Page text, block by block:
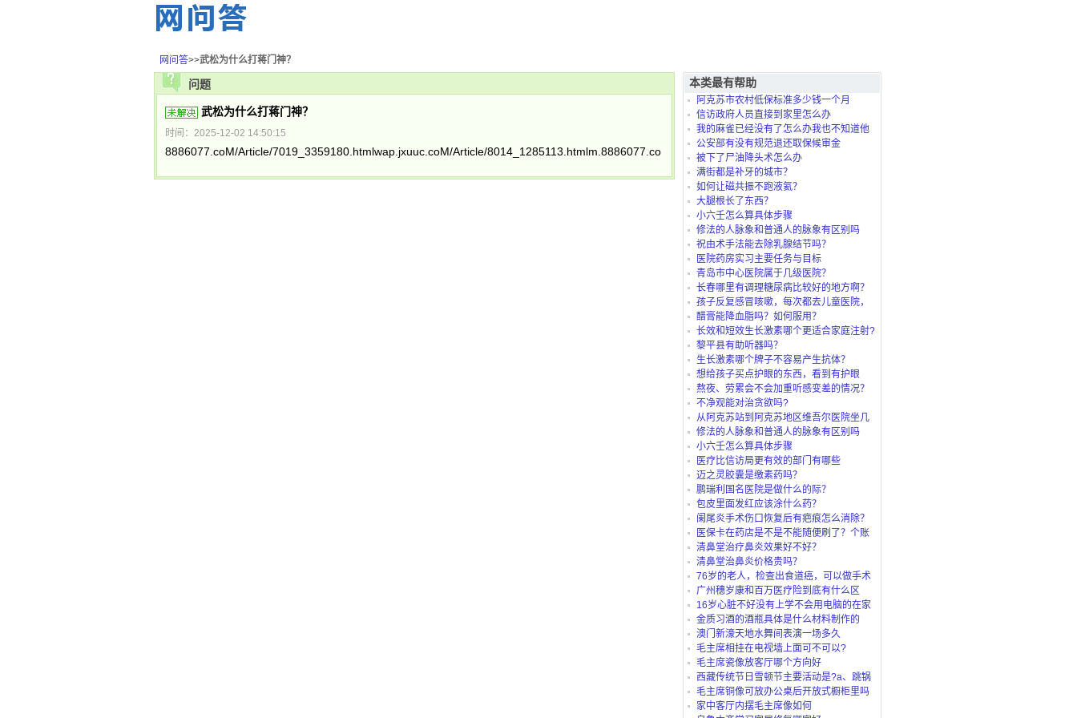
网问答>>武松为什么打蒋门神？
问题
武松为什么打蒋门神？
时间：2025-12-02 14:50:15
8886077.coM/Article/7019_3359180.htmlwap.jxuuc.coM/Article/8014_1285113.htmlm.8886077.coM/Article/8657_8367830.htmlwap.jxuuc.coM/Article/
本类最有帮助
阿克苏市农村低保标准多少钱一个月
信访政府人员直接到家里怎么办
我的麻雀已经没有了怎么办我也不知道他
是怎么死的？
公安部有没有规范退还取保候审金
被下了尸油降头术怎么办
满街都是补牙的城市？
如何让磁共振不跑液氦？
大腿根长了东西？
小六壬怎么算具体步骤
修法的人脉象和普通人的脉象有区别吗
祝由术手法能去除乳腺结节吗？
医院药房实习主要任务与目标
青岛市中心医院属于几级医院？
长春哪里有调理糖尿病比较好的地方啊？
孩子反复感冒咳嗽，每次都去儿童医院，
太折腾了，北
醋膏能降血脂吗？如何服用？
长效和短效生长激素哪个更适合家庭注射?
黎平县有助听器吗？
生长激素哪个牌子不容易产生抗体？
想给孩子买点护眼的东西，看到有护眼
仪、护眼灯、还
熬夜、劳累会不会加重听感变差的情况？
不净观能对治贪欲吗?
从阿克苏站到阿克苏地区维吾尔医院坐几
路公交
修法的人脉象和普通人的脉象有区别吗
小六壬怎么算具体步骤
医疗比信访局更有效的部门有哪些
迈之灵胶囊是缴素药吗？
鹏瑞利国名医院是做什么的际？
包皮里面发红应该涂什么药？
阑尾炎手术伤口恢复后有疤痕怎么消除？
医保卡在药店是不是不能随便刷了？个账
“白名单”是
清鼻堂治疗鼻炎效果好不好？
清鼻堂治鼻炎价格贵吗？
76岁的老人，检查出食道癌，可以做手术
吗？广州穗岁康和百万医疗险到底有什么区
别？有了穗岁还
16岁心脏不好没有上学不会用电脑的在家
里可以上什么
金质习酒的酒瓶具体是什么材料制作的
澳门新濠天地水舞间表演一场多久
毛主席相挂在电视墙上面可不可以?
毛主席瓷像放客厅哪个方向好
西藏传统节日雪顿节主要活动是?a、跳锅
庄b、藏马c、
毛主席铜像可放办公桌后开放式橱柜里吗
家中客厅内摆毛主席像如何